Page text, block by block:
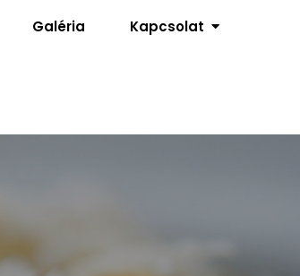
Galéria Kapcsolat